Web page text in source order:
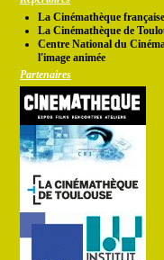
La Cinémathèque française
La Cinémathèque de
Centre National du
l'image animée
Partenaires